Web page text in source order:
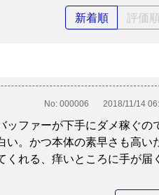
新着順 評価
No: 000006 2018/11/14
ッファーが下手にダメ稼ぐの
い。かつ本体の素早さも高い
くれる、痒いところに手が届